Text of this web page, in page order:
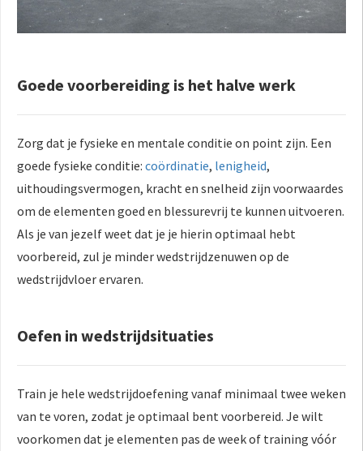
Goede voorbereiding is het halve werk
Zorg dat je fysieke en mentale conditie on point zijn. Een
goede fysieke conditie: coördinatie, lenigheid,
uithoudingsvermogen, kracht en snelheid zijn voorwaardes
om de elementen goed en blessurevrij te kunnen uitvoeren.
Als je van jezelf weet dat je je hierin optimaal hebt
voorbereid, zul je minder wedstrijdzenuwen op de
wedstrijdvloer ervaren.
Oefen in wedstrijdsituaties
Train je hele wedstrijdoefening vanaf minimaal twee weken
van te voren, zodat je optimaal bent voorbereid. Je wilt
voorkomen dat je elementen pas de week of training vóór